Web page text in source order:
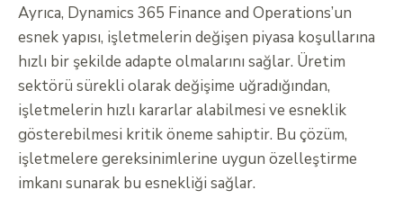
Ayrıca, Dynamics 365 Finance and Operations’un
esnek yapısı, işletmelerin değişen piyasa koşullarına
hızlı bir şekilde adapte olmalarını sağlar. Üretim
sektörü sürekli olarak değişime uğradığından,
işletmelerin hızlı kararlar alabilmesi ve esneklik
gösterebilmesi kritik öneme sahiptir. Bu çözüm,
işletmelere gereksinimlerine uygun özelleştirme
imkanı sunarak bu esnekliği sağlar.